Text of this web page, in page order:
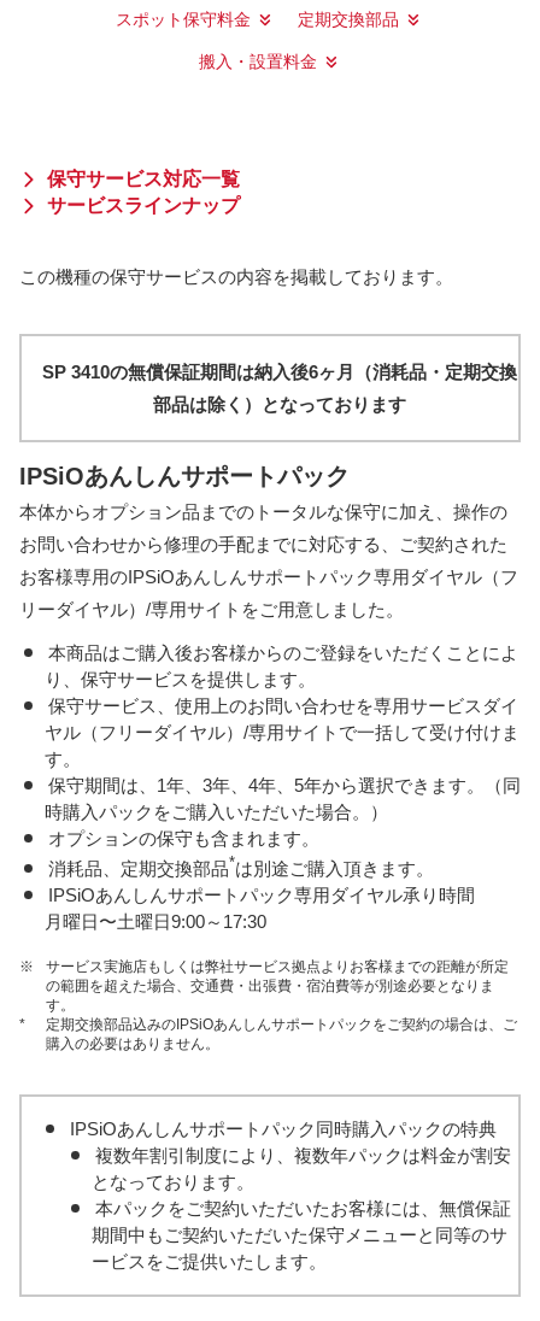
スポット保守料金 定期交換部品
搬入・設置料金
保守サービス対応一覧
サービスラインナップ
この機種の保守サービスの内容を掲載しております。
SP 3410の無償保証期間は納入後6ヶ月（消耗品・定期交換
部品は除く）となっております
IPSiOあんしんサポートパック
本体からオプション品までのトータルな保守に加え、操作の
お問い合わせから修理の手配までに対応する、ご契約された
お客様専用のIPSiOあんしんサポートパック専用ダイヤル（フ
リーダイヤル）/専用サイトをご用意しました。
本商品はご購入後お客様からのご登録をいただくことによ
り、保守サービスを提供します。
保守サービス、使用上のお問い合わせを専用サービスダイ
ヤル（フリーダイヤル）/専用サイトで一括して受け付けま
す。
保守期間は、1年、3年、4年、5年から選択できます。（同
時購入パックをご購入いただいた場合。）
オプションの保守も含まれます。
消耗品、定期交換部品*は別途ご購入頂きます。
IPSiOあんしんサポートパック専用ダイヤル承り時間
月曜日〜土曜日9:00～17:30
※
サービス実施店もしくは弊社サービス拠点よりお客様までの距離が所定
の範囲を超えた場合、交通費・出張費・宿泊費等が別途必要となりま
す。
*
定期交換部品込みのIPSiOあんしんサポートパックをご契約の場合は、ご
購入の必要はありません。
IPSiOあんしんサポートパック同時購入パックの特典
複数年割引制度により、複数年パックは料金が割安
となっております。
本パックをご契約いただいたお客様には、無償保証
期間中もご契約いただいた保守メニューと同等のサ
ービスをご提供いたします。